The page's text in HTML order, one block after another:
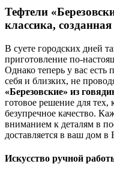
Тефтели
классика,
В суете городских дней
приготовление по-
Однако теперь у вас есть
себя и близких, не
«Березовские» из
готовое решение для
безупречное качество.
вниманием к деталям в
доставляется в ваш дом в
Искусство ручной